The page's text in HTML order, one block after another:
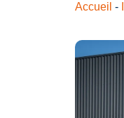
Accueil -